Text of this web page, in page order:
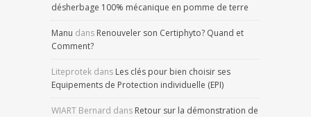
désherbage 100% mécanique en pomme de terre
Manu dans Renouveler son Certiphyto? Quand et
Comment?
Liteprotek dans Les clés pour bien choisir ses
Equipements de Protection individuelle (EPI)
WIART Bernard dans Retour sur la démonstration de